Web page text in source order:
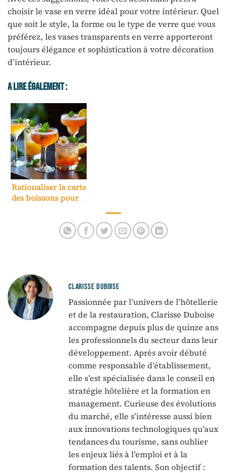
choisir le vase en verre idéal pour votre intérieur. Quel
que soit le style, la forme ou le type de verre que vous
préférez, les vases transparents en verre apporteront
toujours élégance et sophistication à votre décoration
d’intérieur.
A Lire Également :
Rationaliser la carte
des boissons pour
CLARISSE DUBOISE
Passionnée par l’univers de l’hôtellerie
et de la restauration, Clarisse Duboise
accompagne depuis plus de quinze ans
les professionnels du secteur dans leur
développement. Après avoir débuté
comme responsable d’établissement,
elle s’est spécialisée dans le conseil en
stratégie hôtelière et la formation en
management. Curieuse des évolutions
du marché, elle s’intéresse aussi bien
aux innovations technologiques qu’aux
tendances du tourisme, sans oublier
les enjeux liés à l’emploi et à la
formation des talents. Son objectif :